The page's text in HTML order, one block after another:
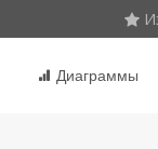
Диаграммы